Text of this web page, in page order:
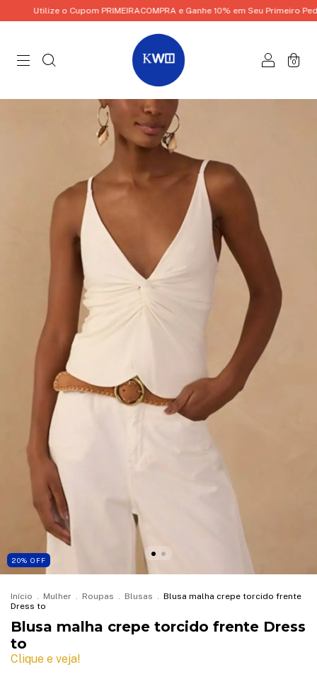
Utilize o Cupom PRIMEIRACOMPRA e Ganhe 10% em Seu Primeiro
0
20% OFF
Início . Mulher . Roupas . Blusas . Blusa malha crepe torcido frente
Dress to
Blusa malha crepe torcido frente Dress
to
Clique e veja!